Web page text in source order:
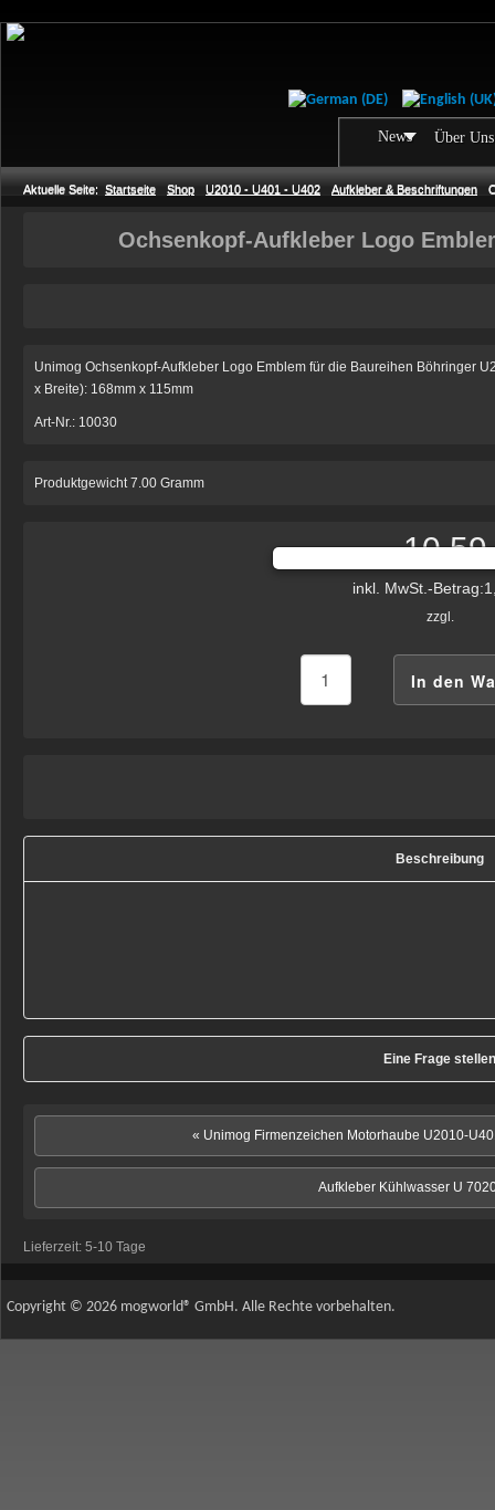
News Über Uns
Aktuelle Seite: Startseite Shop U2010 - U401 - U402 Aufkleber & Beschriftungen
Ochsenkopf-Aufkleber Logo
Unimog Ochsenkopf-Aufkleber Logo Emblem für die Baureihen Böhringer
x Breite): 168mm x 115mm
Art-Nr.: 10030
Produktgewicht 7.00 Gramm
10,59
inkl. MwSt.-Betrag:
zzgl.
Beschreibung
Eine Frage
« Unimog Firmenzeichen Motorhaube U2010-
Aufkleber Kühlwasser U
Lieferzeit: 5-10 Tage
Copyright © 2026 mogworld® GmbH. Alle Rechte vorbehalten.